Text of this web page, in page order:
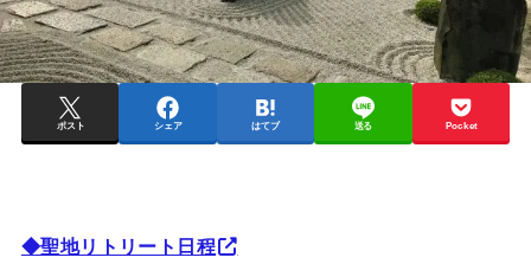
ポスト シェア はてブ 送る Pocket
◆聖地リトリート日程